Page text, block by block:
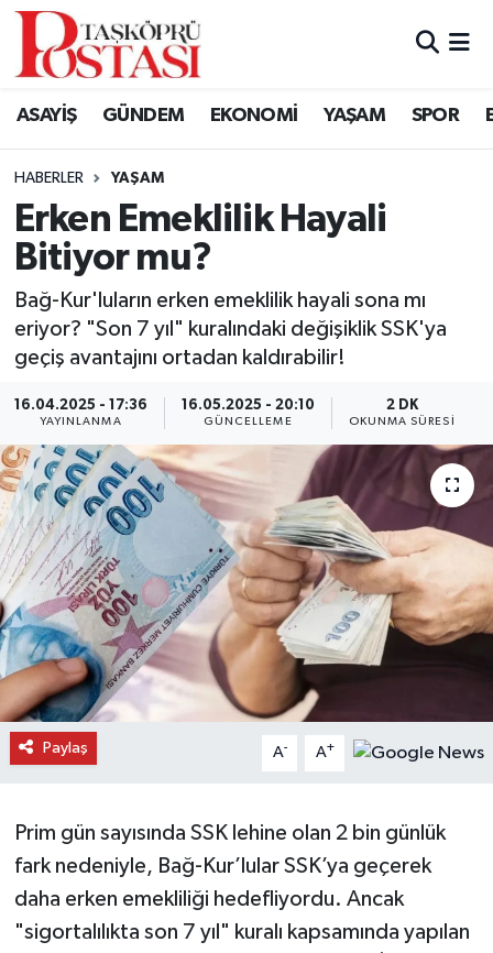
ASAYİŞ GÜNDEM EKONOMİ YAŞAM SPOR
HABERLER YAŞAM
Erken Emeklilik Hayali
Bitiyor mu?
Bağ-Kur'luların erken emeklilik hayali sona mı
eriyor? "Son 7 yıl" kuralındaki değişiklik SSK'ya
geçiş avantajını ortadan kaldırabilir!
16.04.2025 - 17:36
YAYINLANMA
16.05.2025 - 20:10
GÜNCELLEME
2 DK
OKUNMA SÜRESI
Paylaş A- A+
Prim gün sayısında SSK lehine olan 2 bin günlük
fark nedeniyle, Bağ-Kur’lular SSK’ya geçerek
daha erken emekliliği hedefliyordu. Ancak
"sigortalılıkta son 7 yıl" kuralı kapsamında yapılan
Kastamonu Vefat Edenler
Araç Haberleri
Azdavay Haberleri
Bozkurt Haberleri
Çatalzeytin Haberleri
Cide Haberleri
Daday Haberleri
Devrekani Haberleri
Doğanyurt Haberleri
Hanönü Haberleri
İhsangazi Haberleri
Küre Haberleri
Merkez Haberleri